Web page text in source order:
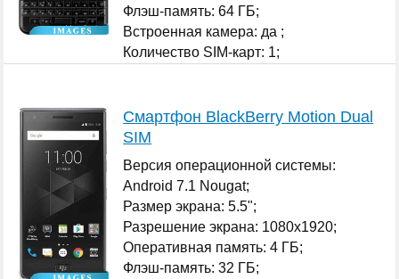
Флэш-память: 64 ГБ;
Встроенная камера: да ;
Количество SIM-карт: 1;
Смартфон BlackBerry Motion Dual
SIM
Версия операционной системы:
Android 7.1 Nougat;
Размер экрана: 5.5";
Разрешение экрана: 1080x1920;
Оперативная память: 4 ГБ;
Флэш-память: 32 ГБ;